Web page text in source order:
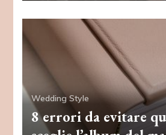
Wedding Style
8 errori da evitare